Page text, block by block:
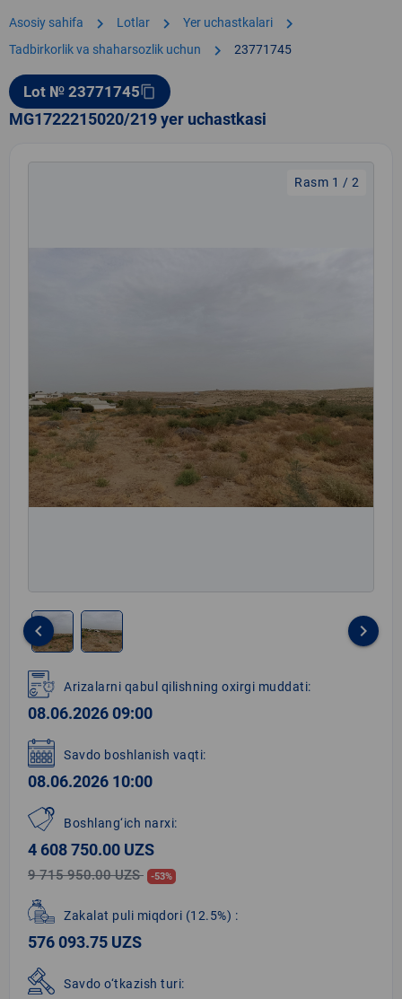
Asosiy sahifa chevron_right Lotlar chevron_right Yer uchastkalari chevron_right
Tadbirkorlik va shaharsozlik uchun chevron_right 23771745
Lot № 23771745content_copy
MG1722215020/219 yer uchastkasi
Rasm 1 / 2
1
of
2
keyboard_arrow_left keyboard_arrow_right
Arizalarni qabul qilishning oxirgi muddati:
08.06.2026 09:00
Savdo boshlanish vaqti:
08.06.2026 10:00
Boshlang‘ich narxi:
4 608 750.00 UZS
9 715 950.00 UZS -53%
Zakalat puli miqdori (12.5%) :
576 093.75 UZS
Savdo o‘tkazish turi: